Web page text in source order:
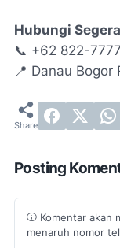
Hubungi
📞 +62 822-
📍 Danau Bogor
Posting
Komentar akan
menaruh nomor